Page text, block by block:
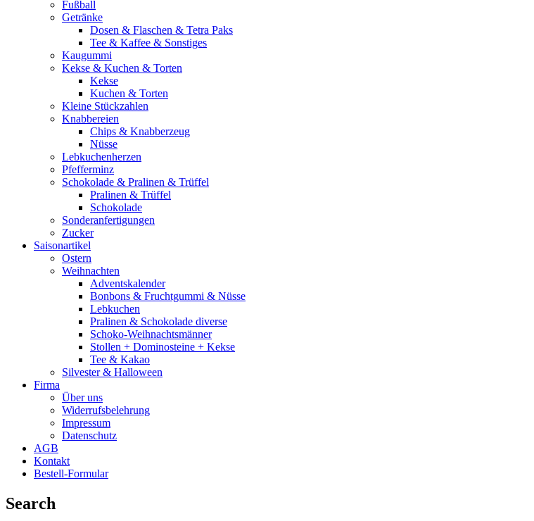
Fußball
Getränke
Dosen & Flaschen & Tetra Paks
Tee & Kaffee & Sonstiges
Kaugummi
Kekse & Kuchen & Torten
Kekse
Kuchen & Torten
Kleine Stückzahlen
Knabbereien
Chips & Knabberzeug
Nüsse
Lebkuchenherzen
Pfefferminz
Schokolade & Pralinen & Trüffel
Pralinen & Trüffel
Schokolade
Sonderanfertigungen
Zucker
Saisonartikel
Ostern
Weihnachten
Adventskalender
Bonbons & Fruchtgummi & Nüsse
Lebkuchen
Pralinen & Schokolade diverse
Schoko-Weihnachtsmänner
Stollen + Dominosteine + Kekse
Tee & Kakao
Silvester & Halloween
Firma
Über uns
Widerrufsbelehrung
Impressum
Datenschutz
AGB
Kontakt
Bestell-Formular
Search